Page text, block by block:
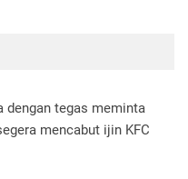
dengan tegas meminta
mencabut ijin KFC